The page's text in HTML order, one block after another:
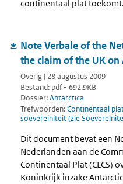
continentaal plat toekomt.
Note Verbale of the
the claim of the UK on
Overig | 28 augustus 2009
Bestand: pdf - 692.9KB
Dossier:Antarctica
Trefwoorden:Continentaal
soevereiniteit (zie
Dit document bevat een
Nederlanden aan de
Continentaal Plat (CLCS)
Koninkrijk inzake